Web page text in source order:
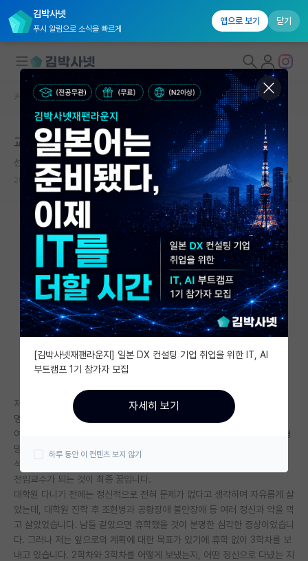
김박사넷
푸시 알림으로 소식을 빠르게
앱으로 보기 닫기
대학원생 모집
국내대학원 정보
연구실&오픈랩
커뮤니티
커뮤니티 홈
전체글보기
베스트 게시판
IF 명예의전당
자유 게시판(아무개랩)
미국 유학 게시판
미국 대학원 합격 후기 게시판
대학원생 모집 게시판
연구실(PI) 홍보 게시판
석박사 채용 정보 게시판
임용 정보 게시판
학부 인턴 게시판
커뮤니티 홈 자유 게시판(아무개랩)
교수에 대한 동경심에 의한 망상이 있나요?
선량한 토마스 홉스
2026.05.20 9 2263
저는 석사과정 3학차를 지내고 있습니다.
명리학과 관상이 취미이며 명상을 즐깁니다.
여러분이 보실 때 제가 교수 혹은 권력과 가진자에 대한 색정형 망상 질투형
망상이 있는 것 같나요?
석사과정 졸업 후 박사과정 진학 예정이며, 학회 활동 및 시간강사 경험 후
전임교수가 되는 것이 최종 꿈입니다.
대학원 다니기 전에는 정신적으로 전혀 문제가 없다고 생각하며 자유롭게 살
았는데, 대학원 진학 후 조현병과 공황장애 불안장애 등 여러 정신과 약을 먹
고 살았었습니다. 남들 같았으면 휴학했을 것이 분명한 심각한 증상이었습니
다. 그러나 저는 앞으로의 계획에 대한 목표가 있기에 휴학 없이 3학차를 보
내고 있습니다. 2학차와 3학차를 어떻게 보냈는지, 어떤 정신으로 다녔는 지
[김박사넷재팬라운지] 일본 DX 컨설팅 기업 취업을 위한 IT, AI
부트캠프 1기 참가자 모집
자세히 보기
하루 동안 이 컨텐츠 보지 않기